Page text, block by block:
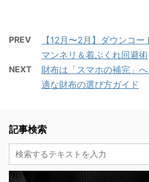
PREV
【12月〜2月】ダウンコ
マンネリ＆着ぶくれ回避術
NEXT
財布は「スマホの補完」
適な財布の選び方ガイド
記事検索